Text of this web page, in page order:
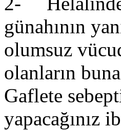
günahının
olumsuz
olanların
Gaflete
yapacağınız